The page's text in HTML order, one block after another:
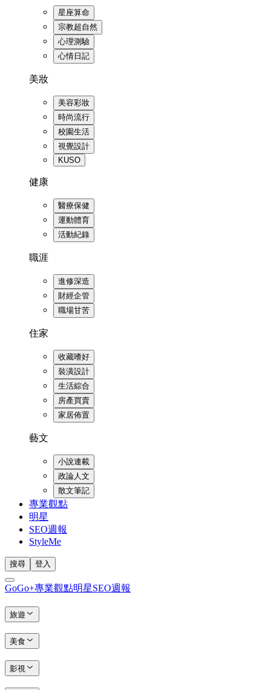
星座算命
宗教超自然
心理測驗
心情日記
美妝
美容彩妝
時尚流行
校園生活
視覺設計
KUSO
健康
醫療保健
運動體育
活動紀錄
職涯
進修深造
財經企管
職場甘苦
住家
收藏嗜好
裝潢設計
生活綜合
房產買賣
家居佈置
藝文
小說連載
政論人文
散文筆記
專業觀點
明星
SEO週報
StyleMe
搜尋 登入
GoGo+專業觀點明星SEO週報
旅遊
美食
影視